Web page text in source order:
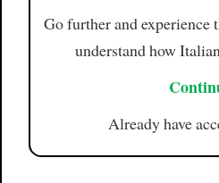
Go further and
understand how
Already have